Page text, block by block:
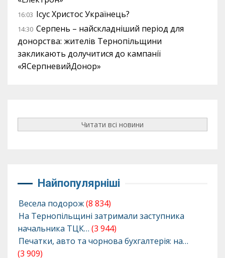
16:03 Ісус Христос Українець?
14:30 Серпень – найскладніший період для
донорства: жителів Тернопільщини
закликають долучитися до кампанії
«ЯСерпневийДонор»
Читати всі новини
Найпопулярніші
Весела подорож(8 834)
На Тернопільщині затримали заступника
начальника ТЦК… (3 944)
Печатки, авто та чорнова бухгалтерія: на…
(3 909)